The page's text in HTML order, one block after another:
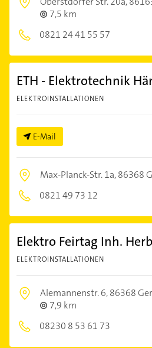
7,5 km
0821 24 41 55 57
ETH - Elektrotechnik
ELEKTROINSTALLATIONEN
E-Mail
Max-Planck-Str. 1a,86368
0821 49 73 12
Elektro Feirtag Inh.
ELEKTROINSTALLATIONEN
Alemannenstr. 6,86368
7,9 km
08230 8 53 61 73